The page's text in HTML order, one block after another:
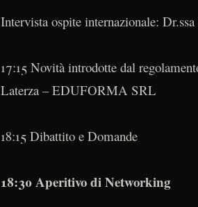
Intervista ospite internazionale:
17:15 Novità introdotte dal
Laterza – EDUFORMA SRL
18:15 Dibattito e Domande
18:30 Aperitivo di Networking